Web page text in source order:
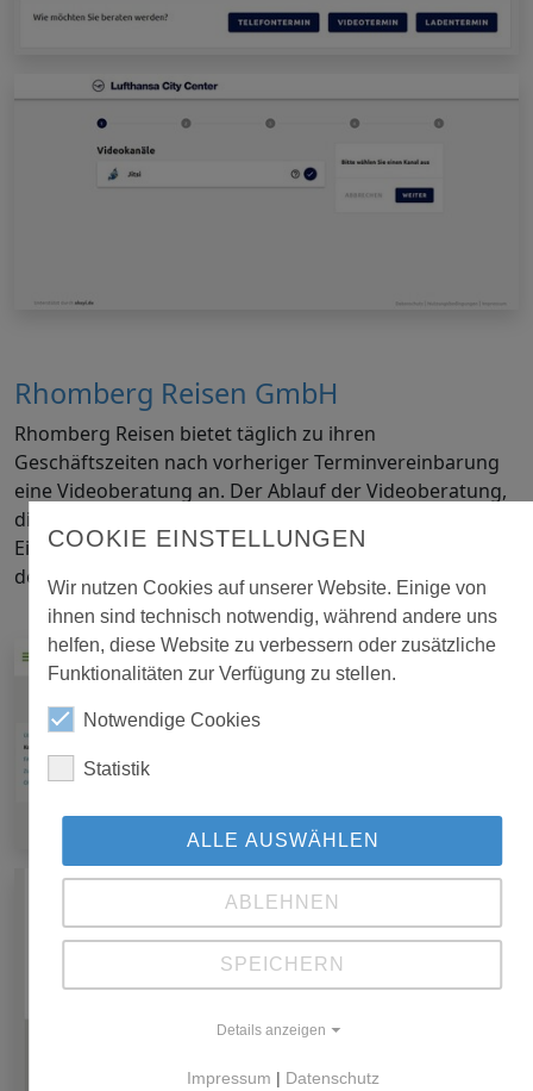
Rhomberg Reisen GmbH
Rhomberg Reisen bietet täglich zu ihren
Geschäftszeiten nach vorheriger Terminvereinbarung
eine Videoberatung an. Der Ablauf der Videoberatung,
die technischen Voraussetzungen und eine kurze
Einweisung in das verwendeteToolist ausführlich auf
derWebsite erklärt.
COOKIE EINSTELLUNGEN
Wir nutzen Cookies auf unserer Website. Einige von
ihnen sind technisch notwendig, während andere uns
helfen, diese Website zu verbessern oder zusätzliche
Funktionalitäten zur Verfügung zu stellen.
Notwendige Cookies
Statistik
ALLE AUSWÄHLEN
ABLEHNEN
SPEICHERN
Details anzeigen
Impressum | Datenschutz